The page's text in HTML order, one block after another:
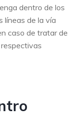
dentro de los
líneas de la vía
caso de tratar de